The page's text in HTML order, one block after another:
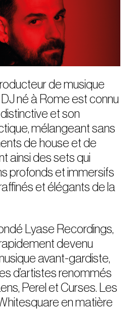
sucre max
de musique
né à Rome est connu
et son
mélangeant sans
de house et de
ainsi des sets qui
profonds et immersifs
et élégants de la
Lyase Recordings,
devenu
avant-gardiste,
d’artistes renommés
Perel et Curses. Les
en matière